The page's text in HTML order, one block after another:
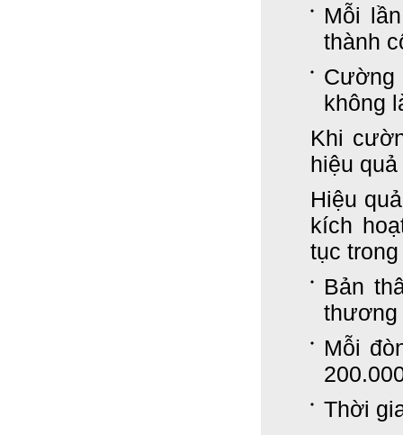
Mỗi
thành
không
Khi
hiệu
Hiệu
kích
tục
Bản
thương
Mỗi
Thời